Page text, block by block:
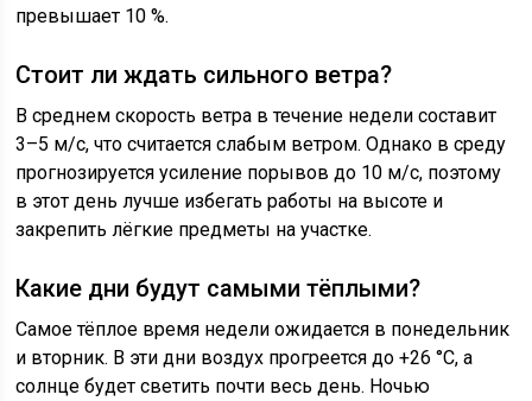
превышает 10 %.
Стоит ли ждать сильного ветра?
В среднем скорость ветра в течение недели составит
3–5 м/с, что считается слабым ветром. Однако в среду
прогнозируется усиление порывов до 10 м/с, поэтому
в этот день лучше избегать работы на высоте и
закрепить лёгкие предметы на участке.
Какие дни будут самыми тёплыми?
Самое тёплое время недели ожидается в понедельник
и вторник. В эти дни воздух прогреется до +26 °C, а
солнце будет светить почти весь день. Ночью